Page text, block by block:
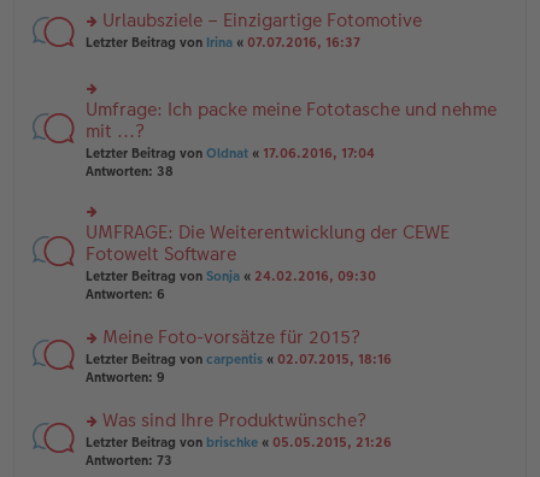
tr
a
e
n
ei
tr
a
g
n
g
es
e
n
er
B
ei
a
g
rs
u
n
g
el
es
n
er
B
ei
tr
a
Urlaubsziele – Einzigartige Fotomotive
Letzter Beitrag von Irina « 07.07.2016, 16:37
rs
te
r
u
n
el
es
e
n
er
tr
a
g
Umfrage: Ich packe meine Fototasche und nehme
mit ...?
Letzter Beitrag von Oldnat « 17.06.2016, 17:04
Antworten: 38
rs
te
r
u
n
el
es
e
B
ei
tr
UMFRAGE: Die Weiterentwicklung der CEWE
Fotowelt Software
Letzter Beitrag von Sonja « 24.02.2016, 09:30
Antworten: 6
rs
te
n
g
el
Meine Foto-vorsätze für 2015?
Letzter Beitrag von carpentis « 02.07.2015, 18:16
Antworten: 9
rs
te
Was sind Ihre Produktwünsche?
Letzter Beitrag von brischke « 05.05.2015, 21:26
Antworten: 73